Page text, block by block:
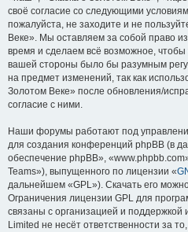
своё согласие со следующими
пожалуйста, не заходите и не
Веке». Мы оставляем за собой право
время и сделаем всё возможное, чтобы
вашей стороны было бы разумным
на предмет изменений, так как
Золотом Веке» после обновления/
согласие с ними.
Наши форумы работают под
для создания конференций phpBB (в
обеспечение phpBB»,
Teams»), выпущенного по лицензии «
дальнейшем «GPL»). Скачать его
Ограничения лицензии GPL для
связаны с организацией и
Limited не несёт ответственности за